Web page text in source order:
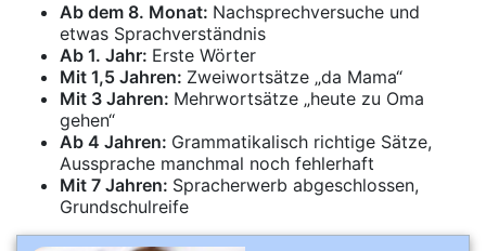
Ab dem 8. Monat: Nachsprechversuche und
etwas Sprachverständnis
Ab 1. Jahr: Erste Wörter
Mit 1,5 Jahren: Zweiwortsätze „da Mama“
Mit 3 Jahren: Mehrwortsätze „heute zu Oma
gehen“
Ab 4 Jahren: Grammatikalisch richtige Sätze,
Aussprache manchmal noch fehlerhaft
Mit 7 Jahren: Spracherwerb abgeschlossen,
Grundschulreife